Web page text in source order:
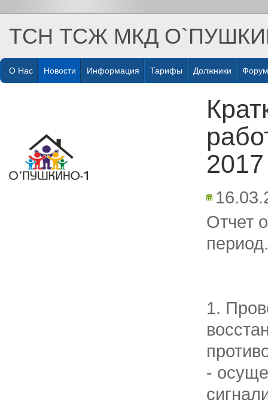
ТСН ТСЖ МКД
О Нас Новости Информация Тарифы Должники Форум
2017
Отчет
период.
1.
-